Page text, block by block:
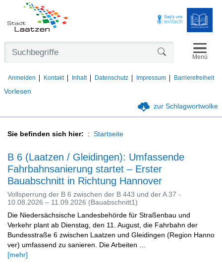
Vorlesen
Anmelden Kontakt Inhalt Datenschutz Impressum Barrierefreiheit
Menü
zur Schlagwortwolke
Sie befinden sich hier: Startseite
B 6 (Laatzen / Gleidingen): Umfassende
Fahrbahnsanierung startet – Erster
Bauabschnitt in Richtung Hannover
Vollsperrung der B 6 zwischen der B 443 und der A 37 -
10.08.2026 – 11.09.2026 (Bauabschnitt1)
Die Niedersächsische Landesbehörde für Straßenbau und
Verkehr plant ab Dienstag, den 11. August, die Fahrbahn der
Bundesstraße 6 zwischen Laatzen und Gleidingen (Region Hanno
ver) umfassend zu sanieren. Die Arbeiten ...
[mehr]